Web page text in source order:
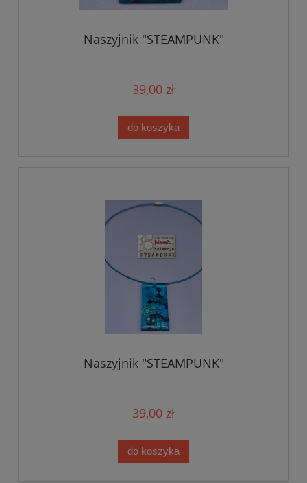
Naszyjnik "STEAMPUNK"
39,00 zł
do koszyka
Naszyjnik "STEAMPUNK"
39,00 zł
do koszyka